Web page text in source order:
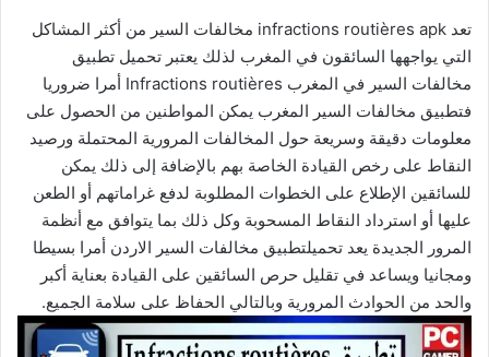
تعد infractions routières apk مخالفات السير من أكثر المشاكل
التي يواجهها السائقون في المغرب لذلك يعتبر تحميل تطبيق
مخالفات السير في المغرب Infractions routières أمرا ضروريا
فتطبيق مخالفات السير المغرب يمكن المواطنين من الحصول على
معلومات دقيقة وسريعة حول المخالفات المرورية المحتملة ورصيد
النقاط على رخص القيادة الخاصة بهم بالإضافة إلى ذلك يمكن
للسائقين الإطلاع على الخطوات المطلوبة لدفع غراماتهم أو الطعن
عليها أو استرداد النقاط المسحوبة وكل ذلك بما يتوافق مع أنظمة
المرور الجديدة يعد تحميلتطبيق مخالفات السير الاردن أمرا بسيطا
ومجانيا ويساعد في تقليل حرص السائقين على القيادة بعناية أكبر
والحد من الحوادث المرورية وبالتالي الحفاظ على سلامة الجميع.